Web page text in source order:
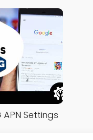
APN Settings